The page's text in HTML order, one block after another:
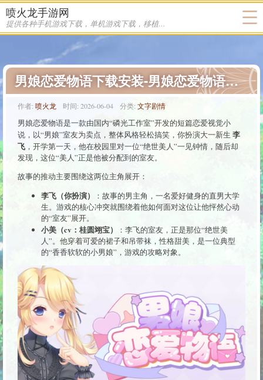
喷火龙手游网
提供各种手机游戏下载，单机游戏下载，移植游戏下载
男娘恋爱物语下载安装-男娘恋爱物语游戏下载
作者: 喷火龙 时间: 2026-06-04 分类: 文字剧情
男娘恋爱物语是一款由国内“磷光工作室”开发的短篇恋爱视觉小
说，以“男娘”室友为卖点，整体风格轻松搞笑，你扮演大一新生 李
飞 ，开学第一天，他在校园里对一位“绝世美人”一见钟情，随后却
发现，这位“美人”正是他被分配到的室友。
故事的推动主要围绕这两位主角展开：
李飞（你扮演）
：故事的男主角，一名爱好健身的直男大学
生。游戏的核心冲突就围绕着他如何面对这位让他怦然心动
的“室友”展开。
小美（cv：桂圆翊宝）
：李飞的室友，正是那位“绝世美
人”。他穿着可爱的裙子和吊带袜，性格甜美，是一位典型
的“香香软软的小男娘”，游戏的攻略对象。